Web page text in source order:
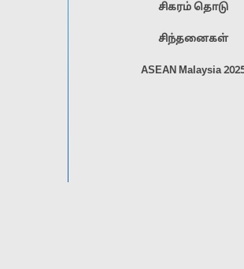
சிகரம் தொடு
சிந்தனைகள்
ASEAN Malaysia